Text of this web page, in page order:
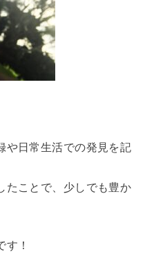
や日常生活での発見を記
たことで、少しでも豊か
！